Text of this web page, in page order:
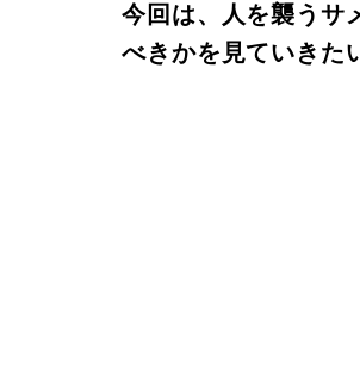
今回は、人を襲うサ
べきかを見ていきた